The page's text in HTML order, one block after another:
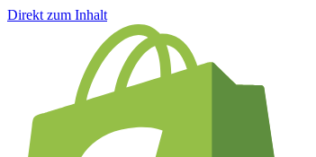
Direkt zum Inhalt